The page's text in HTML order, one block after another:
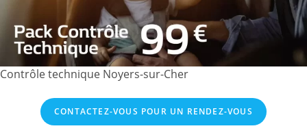
Contrôle technique Noyers-sur-Cher
CONTACTEZ-VOUS POUR UN RENDEZ-VOUS